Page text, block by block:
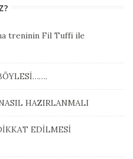
treninin Fil Tuffi ile
HAZIRLANMALI
EDİLMESİ